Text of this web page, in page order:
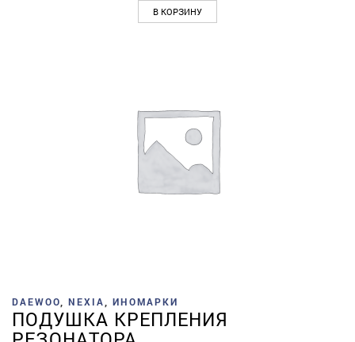
В КОРЗИНУ
DAEWOO NEXIA ИНОМАРКИ
ПОДУШКА КРЕПЛЕНИЯ